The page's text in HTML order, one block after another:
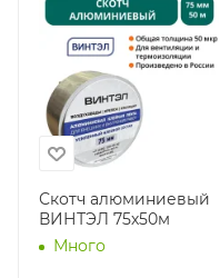
Скотч алюминиевый
ВИНТЭЛ 75х50м
Много